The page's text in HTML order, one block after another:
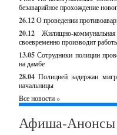
безаварийное прохождение
26.12О проведении
20.12
Жилищно-
своевременно производит
13.05 Сотрудники полиции
на дамбе
28.04 Полицией задержан
начальницы
Все новости »
Афиша-Анонсы